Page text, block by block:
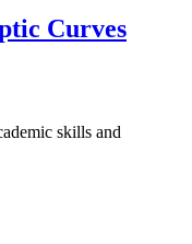
Curves
skills and